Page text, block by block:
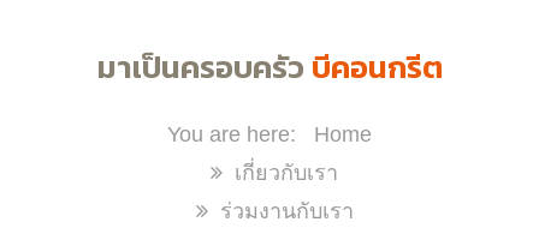
มาเป็นครอบครัว บีคอนกรีต
Home
เกี่ยวกับเรา
ร่วมงานกับเรา